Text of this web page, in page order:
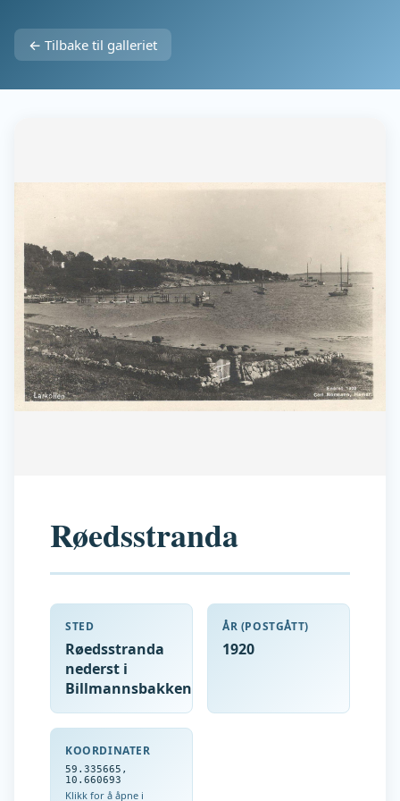
← Tilbake til galleriet
Røedsstranda
STED
Røedsstranda
nederst i
Billmannsbakken
ÅR (POSTGÅTT)
1920
KOORDINATER
59.335665 ,
10.660693
Klikk for å åpne i